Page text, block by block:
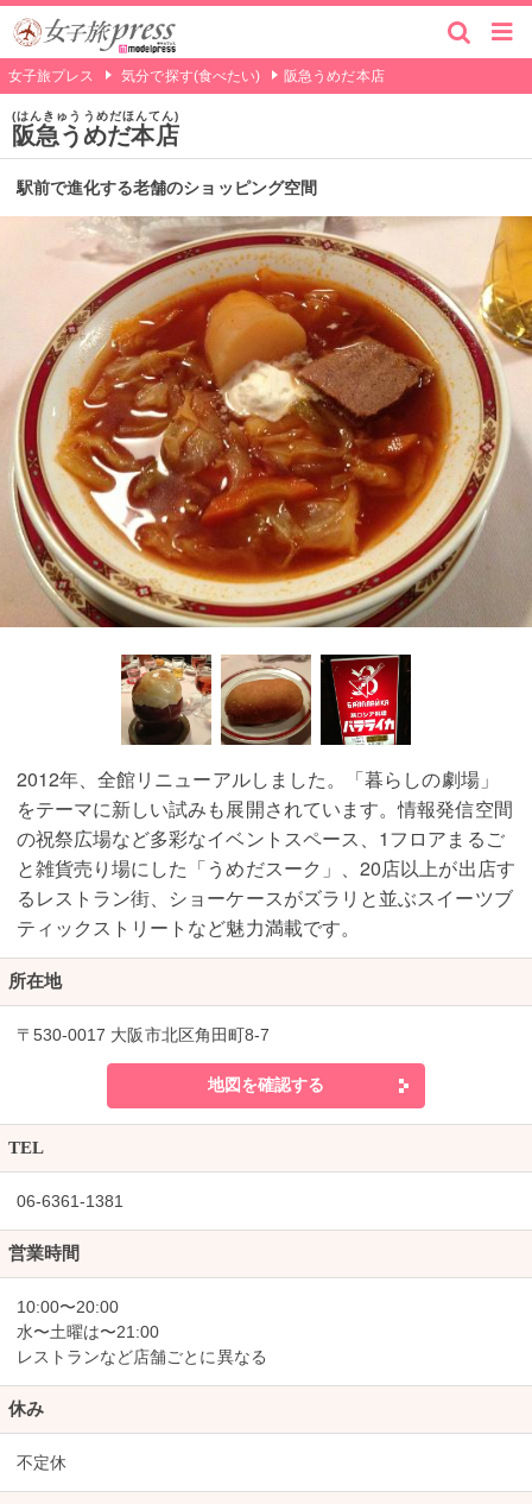
女子旅プレス 気分で探す(食べたい) 阪急うめだ本店
阪急うめだ本店
はんきゅううめだほんてん
駅前で進化する老舗のショッピング空間
2012年、全館リニューアルしました。「暮らしの劇場」
をテーマに新しい試みも展開されています。情報発信空間
の祝祭広場など多彩なイベントスペース、1フロアまるご
と雑貨売り場にした「うめだスーク」、20店以上が出店す
るレストラン街、ショーケースがズラリと並ぶスイーツブ
ティックストリートなど魅力満載です。
所在地
〒530-0017 大阪市北区角田町8-7
地図を確認する
TEL
06-6361-1381
営業時間
10:00〜20:00
水〜土曜は〜21:00
レストランなど店舗ごとに異なる
休み
不定休